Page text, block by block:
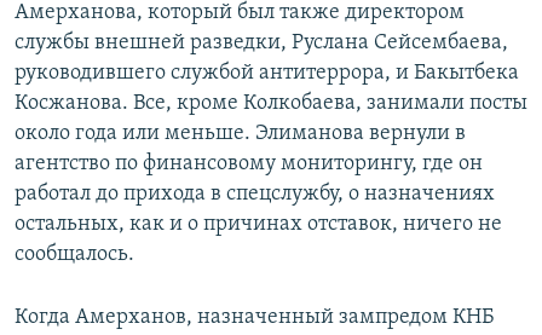
Амерханова, который был также директором
службы внешней разведки, Руслана Сейсембаева,
руководившего службой антитеррора, и Бакытбека
Косжанова. Все, кроме Колкобаева, занимали посты
около года или меньше. Элиманова вернули в
агентство по финансовому мониторингу, где он
работал до прихода в спецслужбу, о назначениях
остальных, как и о причинах отставок, ничего не
сообщалось.
Когда Амерханов, назначенный зампредом КНБ